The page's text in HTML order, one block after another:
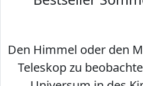
Den Himmel oder den
Teleskop zu